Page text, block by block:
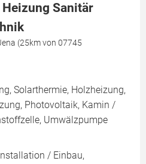
Sanitär
(25km von 07745
Solarthermie, Holzheizung,
Photovoltaik, Kamin /
Umwälzpumpe
/ Einbau,